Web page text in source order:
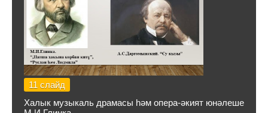
11 слайд
Халык музыкаль драмасы һәм опера-әкият юнәлеше